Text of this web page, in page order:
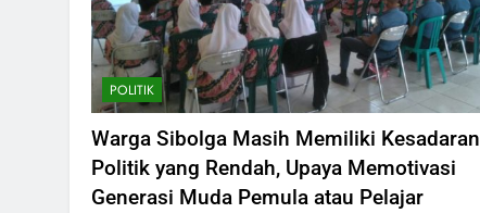
POLITIK
Warga Sibolga Masih Memiliki Kesadaran
Politik yang Rendah, Upaya Memotivasi
Generasi Muda Pemula atau Pelajar